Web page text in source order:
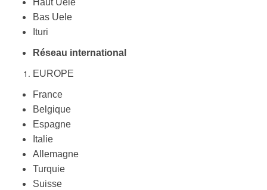
Haut Uele
Bas Uele
Ituri
Réseau international
EUROPE
France
Belgique
Espagne
Italie
Allemagne
Turquie
Suisse